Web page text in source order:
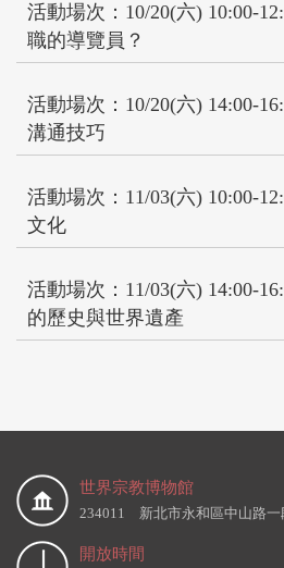
活動場次：10/20(六) 10:00-
職的導覽員？
活動場次：10/20(六) 14:00-
溝通技巧
活動場次：11/03(六) 10:00-
文化
活動場次：11/03(六) 14:00-
的歷史與世界遺產
世界宗教博物館
234011 新北市永和區中山路一
開放時間